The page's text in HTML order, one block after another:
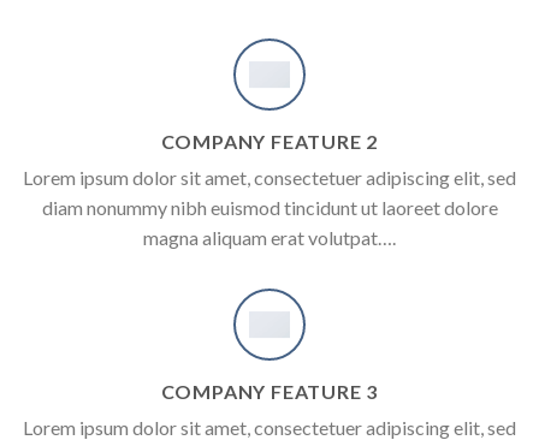
COMPANY FEATURE 2
Lorem ipsum dolor sit amet, consectetuer adipiscing elit, sed
diam nonummy nibh euismod tincidunt ut laoreet dolore
magna aliquam erat volutpat….
COMPANY FEATURE 3
Lorem ipsum dolor sit amet, consectetuer adipiscing elit, sed